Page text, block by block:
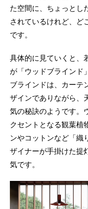
た空間に、ちょっとし
されているけれど、ど
です。
具体的に見ていくと、
が「ウッドブラインド
ブラインドは、カーテ
ザインでありながら、
気の秘訣のようです。
クセントとなる観葉植
ンやコットンなど「織
ザイナーが手掛けた提
気です。